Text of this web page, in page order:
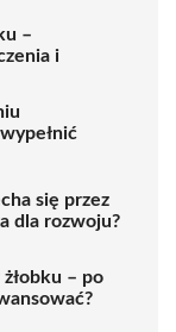
–
i
się przez
dla rozwoju?
– po